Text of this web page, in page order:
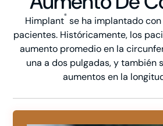
Himplant® se ha implantado
pacientes. Históricamente, los
aumento promedio en la
una a dos pulgadas, y también
aumentos en la